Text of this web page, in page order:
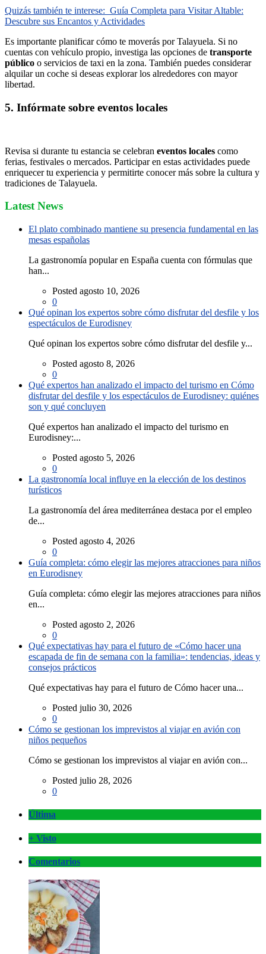
Quizás también te interese: Guía Completa para Visitar Altable:
Descubre sus Encantos y Actividades
Es importante planificar cómo te moverás por Talayuela. Si no
cuentas con vehículo propio, investiga las opciones de transporte
público o servicios de taxi en la zona. También puedes considerar
alquilar un coche si deseas explorar los alrededores con mayor
libertad.
5. Infórmate sobre eventos locales
Revisa si durante tu estancia se celebran eventos locales como
ferias, festivales o mercados. Participar en estas actividades puede
enriquecer tu experiencia y permitirte conocer más sobre la cultura y
tradiciones de Talayuela.
Latest News
El plato combinado mantiene su presencia fundamental en las
mesas españolas
La gastronomía popular en España cuenta con fórmulas que
han...
Posted agosto 10, 2026
0
Qué opinan los expertos sobre cómo disfrutar del desfile y los
espectáculos de Eurodisney
Qué opinan los expertos sobre cómo disfrutar del desfile y...
Posted agosto 8, 2026
0
Qué expertos han analizado el impacto del turismo en Cómo
disfrutar del desfile y los espectáculos de Eurodisney: quiénes
son y qué concluyen
Qué expertos han analizado el impacto del turismo en
Eurodisney:...
Posted agosto 5, 2026
0
La gastronomía local influye en la elección de los destinos
turísticos
La gastronomía del área mediterránea destaca por el empleo
de...
Posted agosto 4, 2026
0
Guía completa: cómo elegir las mejores atracciones para niños
en Eurodisney
Guía completa: cómo elegir las mejores atracciones para niños
en...
Posted agosto 2, 2026
0
Qué expectativas hay para el futuro de «Cómo hacer una
escapada de fin de semana con la familia»: tendencias, ideas y
consejos prácticos
Qué expectativas hay para el futuro de Cómo hacer una...
Posted julio 30, 2026
0
Cómo se gestionan los imprevistos al viajar en avión con
niños pequeños
Cómo se gestionan los imprevistos al viajar en avión con...
Posted julio 28, 2026
0
Última
+ Visto
Comentarios